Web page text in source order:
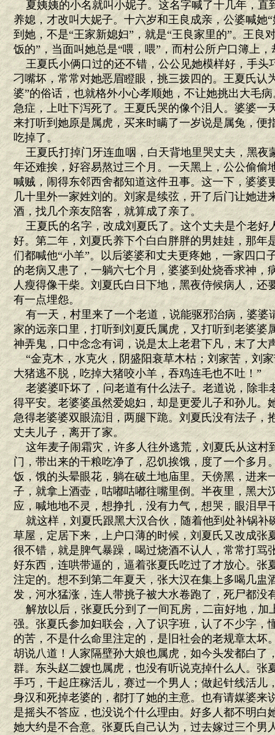
夏姨姨的小名就叫小妮子。这名字喊了十几年，直
养媳，才改叫大妮子。十六岁和王良成亲，公婆喊她
到她，不是“王家新媳妇”，就是“王良家里的”。王良
饭的”，当面叫她总是“喂，喂”，而村公所户口簿上，
王夏氏小俩口过的还不错，公公见她模样好，手头
刁嘴坏，常常对她恶眉瞪眼，挑三拨四的。王夏氏认
婆”的俗话，也就格外小心孝顺她，不让她挑出大毛
急症，上吐下泻死了。王夏氏哭的像个泪人。婆婆一
来打听到她原是属虎，买来时瞒了一岁说是属兔，便
吃掉了。
王夏氏打掉门牙连血咽，白天背地里哭丈夫，黑夜
年还难挨，好容易熬过三个月。一天黑上，公公偷偷
喊贼，闹得东邻西舍都知道这件丑事。这一下，婆婆
几十里外一家姓刘的。刘家是续弦，开了后门让她进
酒，找几个亲友陪客，就算成了亲了。
王夏氏的名字，改成刘夏氏了。这个丈夫是个老好
好。第二年，刘夏氏养下个白白胖胖的男娃娃，那年
们都喊他“小羊”。以后婆婆和丈夫更疼她，一家四口
的老病又患了，一躺六七个月，婆婆到处烧香求神，
人瘦得像干柴。刘夏氏白日下地，黑夜侍候病人，还
有一点埋怨。
有一天，村里来了一个老道，说能驱邪治病，婆婆
家的远亲口里，打听到刘夏氏属虎，又打听到老婆婆
神弄鬼，口中念念有词，说是太上老君下凡，末了大
“金克木，水克火，阴盛阳衰草木枯；刘家苦，刘
大猪逃不脱，吃掉大猪咬小羊，吞鸡连毛也不吐！”
老婆婆吓坏了，问老道有什么法子。老道说，除非
得平安。老婆婆虽然爱媳妇，却是更爱儿子和孙儿。
急得老婆婆双眼流泪，两腿下跪。刘夏氏没有法子，
丈夫儿子，离开了家。
这年麦子闹霜灾，许多人往外逃荒，刘夏氏从这村
门，带出来的干粮吃净了，忍饥挨饿，度了一个多月
饭，饿的头晕眼花，躺在破土地庙里。天傍黑，进来
子，就拿上酒壶，咕嘟咕嘟往嘴里倒。半夜里，黑大
应，喊地地不灵，想挣扎，没有力气，想哭，眼泪
就这样，刘夏氏跟黑大汉合伙，随着他到处补锅补
草屋，定居下来，上户口薄的时候，刘夏氏又改成张
很不错，就是脾气暴躁，喝过烧酒不认人，常常打骂
好东西，连哄带逼的，逼着张夏氏吃过了才放心。张
注定的。想不到第二年夏天，张大汉在集上多喝几盅
发，河水猛涨，连人带挑子被大水卷跑了，死尸都没
解放以后，张夏氏分到了一间瓦房，二亩好地，加
强。张夏氏参加妇联会，入了识字班，认了不少字，
的苦，不是什么命里注定的，是旧社会的老规章太坏
胡说八道！人家隔壁孙大娘也属虎，如今头发都白了
群。东头赵二嫂也属虎，也没有听说克掉什么人。张
手巧，干起庄稼活儿，赛过一个男人；做起针线活儿
身汉和死掉老婆的，都打了她的主意。也有请媒婆来
是摇头不答应，也没说个什么理由。好多人都不明白
她大约是不合意。张夏氏自己认为，过去嫁过三个男